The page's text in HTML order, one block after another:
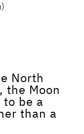
North
the Moon
be a
than a